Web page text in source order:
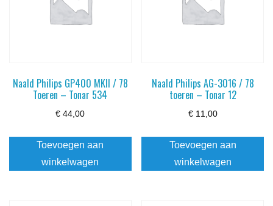
Naald Philips GP400 MKII / 78
Toeren – Tonar 534
€ 44,00
Toevoegen aan
winkelwagen
Naald Philips AG-3016 / 78
toeren – Tonar 12
€11,00
Toevoegen aan
winkelwagen